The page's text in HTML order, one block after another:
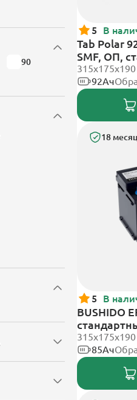
90
5 В
Tab Polar
SMF, ОП,
92Ач
18
5 В
BUSHIDO
85Ач